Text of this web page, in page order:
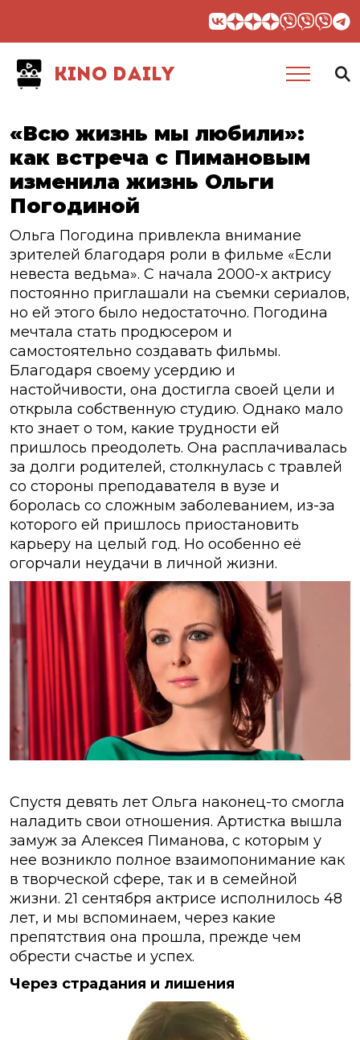
KINO DAILY
«Всю жизнь мы любили»:
как встреча с Пимановым
изменила жизнь Ольги
Погодиной
Ольга Погодина привлекла внимание
зрителей благодаря роли в фильме «Если
невеста ведьма». С начала 2000-х актрису
постоянно приглашали на съемки сериалов,
но ей этого было недостаточно. Погодина
мечтала стать продюсером и
самостоятельно создавать фильмы.
Благодаря своему усердию и
настойчивости, она достигла своей цели и
открыла собственную студию. Однако мало
кто знает о том, какие трудности ей
пришлось преодолеть. Она расплачивалась
за долги родителей, столкнулась с травлей
со стороны преподавателя в вузе и
боролась со сложным заболеванием, из-за
которого ей пришлось приостановить
карьеру на целый год. Но особенно её
огорчали неудачи в личной жизни.
Спустя девять лет Ольга наконец-то смогла
наладить свои отношения. Артистка вышла
замуж за Алексея Пиманова, с которым у
нее возникло полное взаимопонимание как
в творческой сфере, так и в семейной
жизни. 21 сентября актрисе исполнилось 48
лет, и мы вспоминаем, через какие
препятствия она прошла, прежде чем
обрести счастье и успех.
Через страдания и лишения